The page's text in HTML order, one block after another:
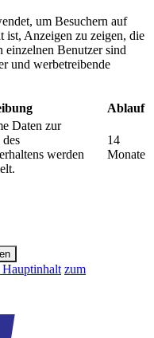
um Besuchern auf
ist, Anzeigen zu zeigen, die
einzelnen Benutzer sind
und werbetreibende
Ablauf
Daten zur
werden
14
Monate
Hauptinhalt zum